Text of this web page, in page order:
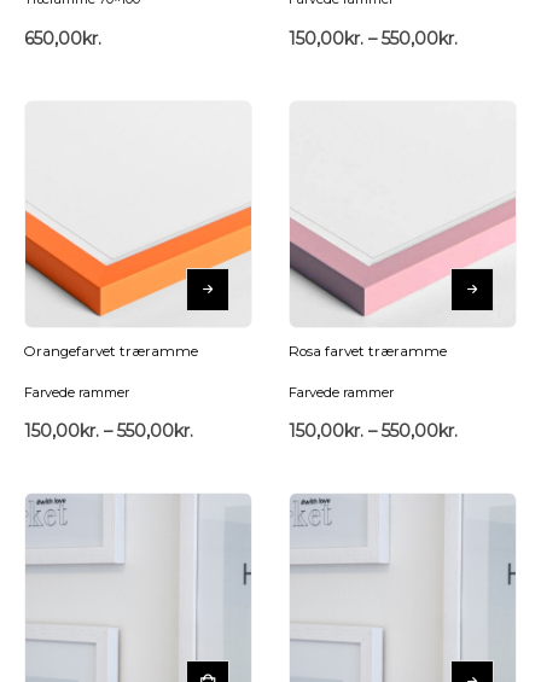
650,00kr. 150,00kr. – 550,00kr.
Orangefarvet træramme
Farvede rammer
150,00kr. – 550,00kr.
Rosa farvet træramme
Farvede rammer
150,00kr. – 550,00kr.